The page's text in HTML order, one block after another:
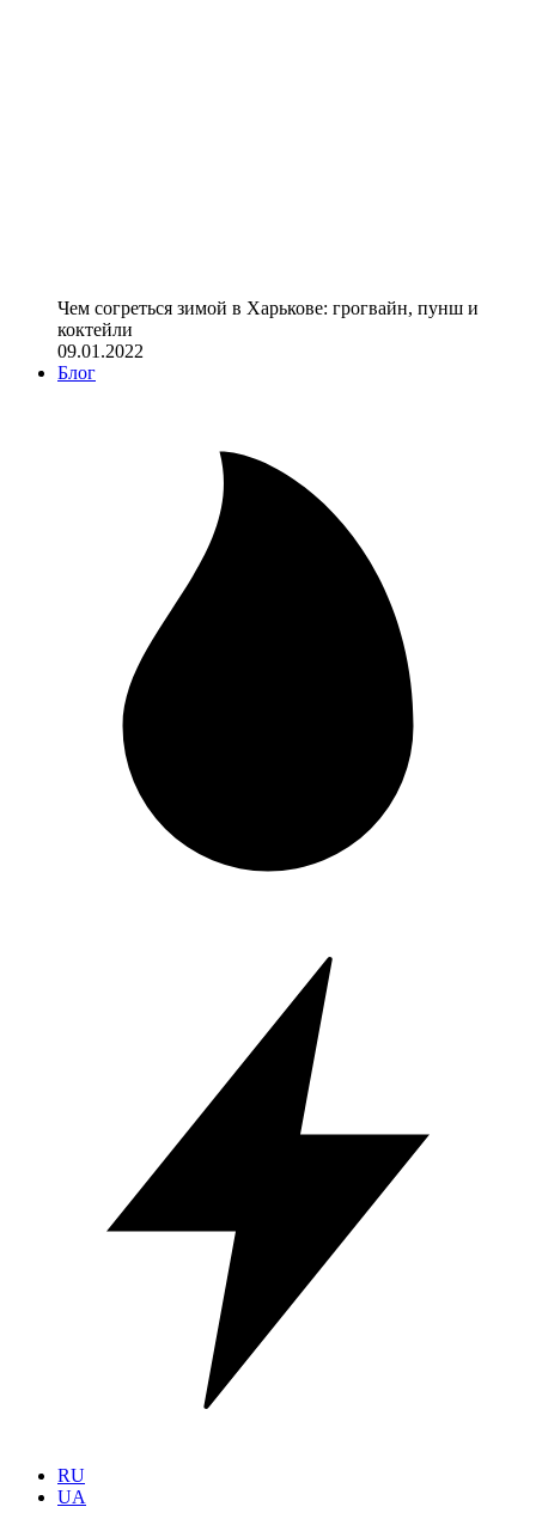
Чем согреться зимой в Харькове: грогвайн, пунш и
коктейли
09.01.2022
Блог
RU
UA